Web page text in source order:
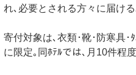
れ､必要とされる方々に届ける
寄付対象は､衣類･靴･防寒具･
に限定｡同ﾎﾃﾙでは､月10件程